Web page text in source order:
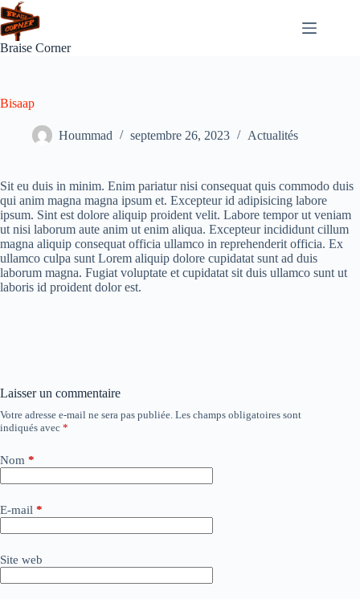
Passer
au
contenu
Braise Corner
Bisaap
Hoummad septembre 26, 2023 Actualités
Sit eu duis in minim. Enim pariatur nisi consequat quis commodo duis
qui anim magna magna ipsum et. Excepteur id adipisicing labore
ipsum. Sint est dolore aliquip proident velit. Labore tempor ut veniam
ut nisi laborum aute anim ut enim aliqua. Excepteur incididunt cillum
magna aliquip consequat officia ullamco in reprehenderit officia. Ex
ullamco culpa sunt Lorem aliquip dolore cupidatat sunt ad duis
laborum magna. Fugiat voluptate et cupidatat sit duis ullamco sunt ut
laboris id proident dolor est.
Laisser un commentaire
Votre adresse e-mail ne sera pas publiée. Les champs obligatoires sont
indiqués avec *
Nom *
E-mail *
Site web